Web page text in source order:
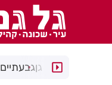
רמת גןגבעתיים